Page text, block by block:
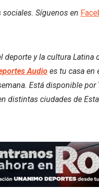
Síguenos en
y la cultura Latina
Audio es tu casa en
Está disponible por
distintas ciudades de